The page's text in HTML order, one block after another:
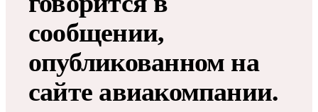
сообщении,
опубликованном на
сайте авиакомпании.